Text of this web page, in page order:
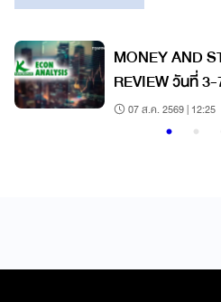
MONEY AND
REVIEW วันที่
07 ส.ค. 2569 | 12:25